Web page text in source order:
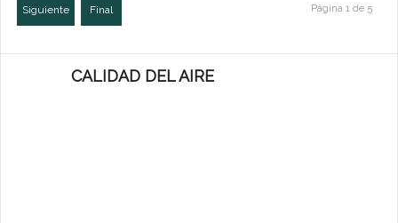
Siguiente Final Página 1 de 5
CALIDAD DEL AIRE